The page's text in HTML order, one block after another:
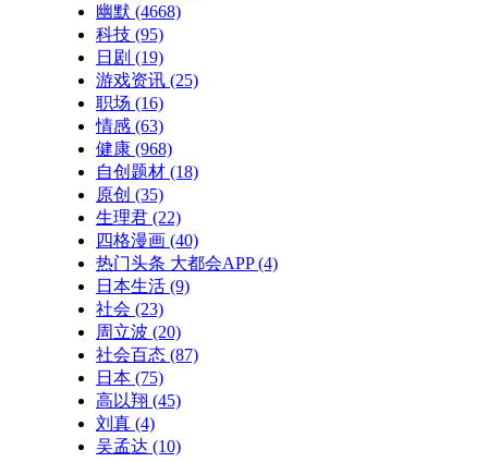
幽默 (4668)
科技 (95)
日剧 (19)
游戏资讯 (25)
职场 (16)
情感 (63)
健康 (968)
自创题材 (18)
原创 (35)
生理君 (22)
四格漫画 (40)
热门头条 大都会APP(4)
日本生活 (9)
社会 (23)
周立波 (20)
社会百态 (87)
日本 (75)
高以翔 (45)
刘真 (4)
吴孟达 (10)